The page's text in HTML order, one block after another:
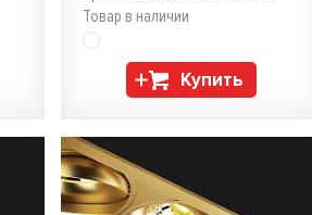
Товар в наличии
Купить